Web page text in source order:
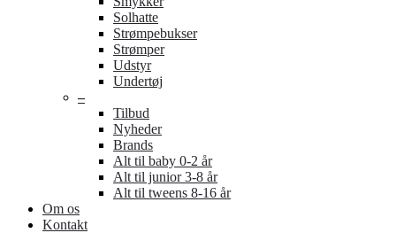
Solhatte
Strømpebukser
Strømper
Udstyr
Undertøj
–
Tilbud
Nyheder
Brands
Alt til baby 0-2 år
Alt til junior 3-8 år
Alt til tweens 8-16 år
Om os
Kontakt